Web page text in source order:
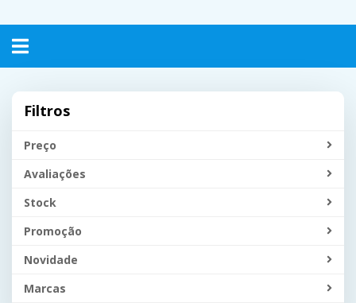
Toggle
navigation
Filtros
Preço
Avaliações
Stock
Promoção
Novidade
Marcas